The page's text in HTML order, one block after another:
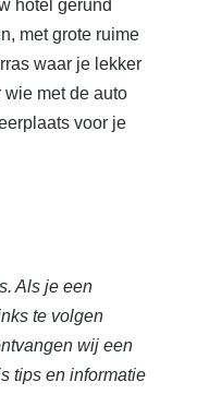
hotel gerund
met grote ruime
waar je lekker
wie met de auto
voor je
Als je een
te volgen
wij een
tips en informatie